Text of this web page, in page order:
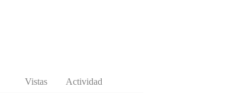
Vistas Actividad